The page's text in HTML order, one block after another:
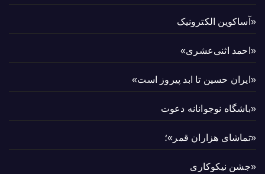
«آساکوین الکترونیک
«احمد اثنی‌عشری»
«ایران حسین تا ابد پیروز است»
«باشگاه نوجوانانه دعوت
«تماشای هزاران قمر»؛
«جشن نیکوکاری